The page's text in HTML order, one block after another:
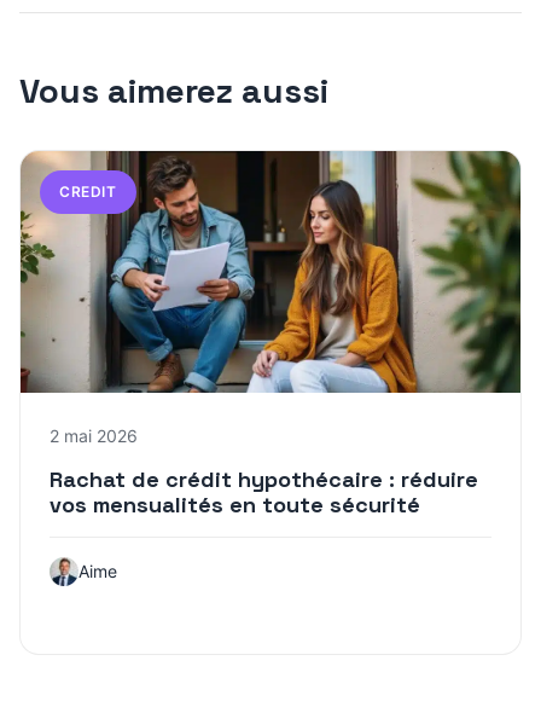
Vous aimerez aussi
CREDIT
2 mai 2026
Rachat de crédit hypothécaire : réduire
vos mensualités en toute sécurité
Aime